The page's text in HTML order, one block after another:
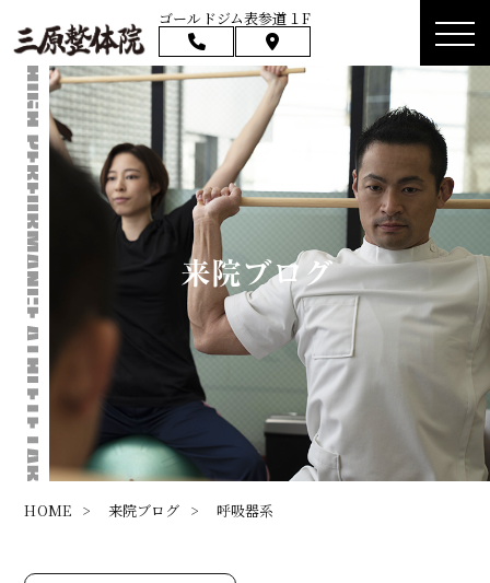
ゴールドジム表参道１F
来院ブログ
HOME > 来院ブログ > 呼吸器系